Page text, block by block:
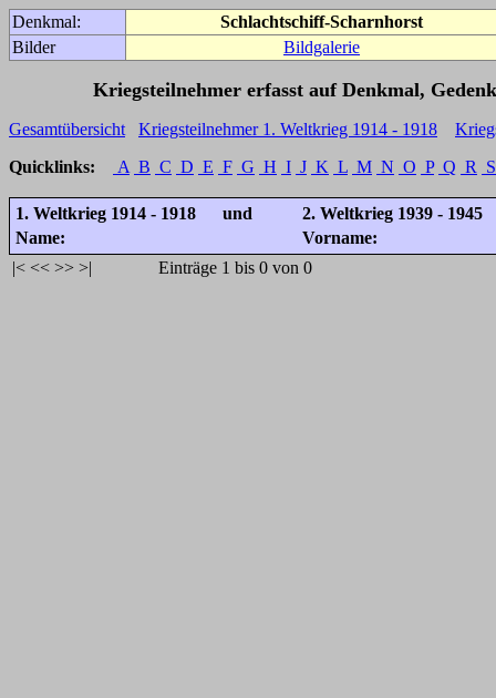
Denkmal:
Schlachtschiff-Scharnhorst
Bilder
Bildgalerie
Kriegsteilnehmer erfasst auf Denkmal,
Gesamtübersicht Kriegsteilnehmer 1. Weltkrieg 1914 - 1918
Quicklinks:
A B C D E F G H I J K L M N O P Q R S
1. Weltkrieg 1914 - 1918 und
2. Weltkrieg 1939 - 1945
Name:
Vorname:
|< << >> >| Einträge 1 bis 0 von 0